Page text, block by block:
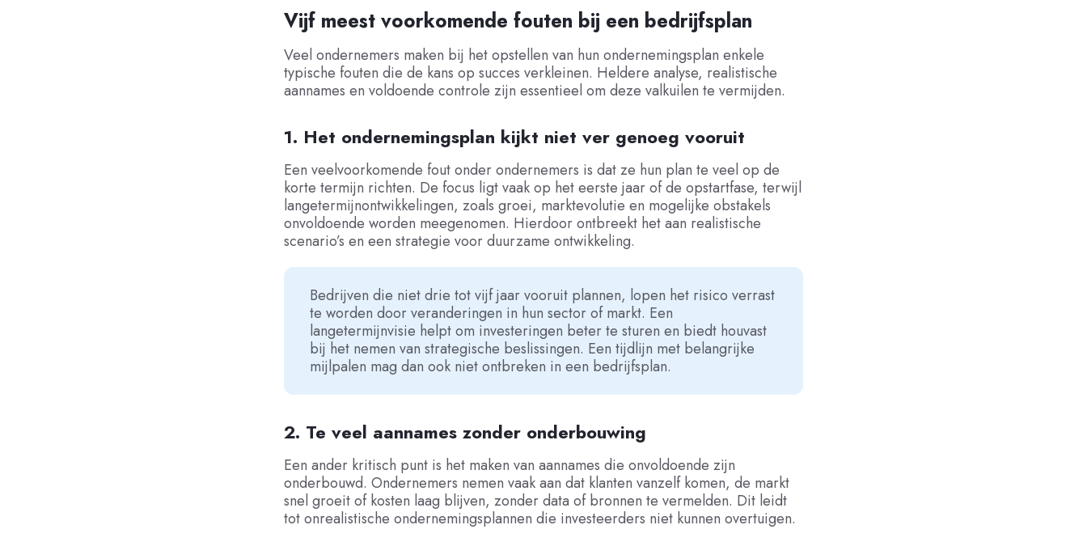
Vijf meest voorkomende fouten bij een bedrijfsplan
Veel ondernemers maken bij het opstellen van hun ondernemingsplan enkele
typische fouten die de kans op succes verkleinen. Heldere analyse, realistische
aannames en voldoende controle zijn essentieel om deze valkuilen te vermijden.
1. Het ondernemingsplan kijkt niet ver genoeg vooruit
Een veelvoorkomende fout onder ondernemers is dat ze hun plan te veel op de
korte termijn richten. De focus ligt vaak op het eerste jaar of de opstartfase, terwijl
langetermijnontwikkelingen, zoals groei, marktevolutie en mogelijke obstakels
onvoldoende worden meegenomen. Hierdoor ontbreekt het aan realistische
scenario’s en een strategie voor duurzame ontwikkeling.
Bedrijven die niet drie tot vijf jaar vooruit plannen, lopen het risico verrast
te worden door veranderingen in hun sector of markt. Een
langetermijnvisie helpt om investeringen beter te sturen en biedt houvast
bij het nemen van strategische beslissingen. Een tijdlijn met belangrijke
mijlpalen mag dan ook niet ontbreken in een bedrijfsplan.
2. Te veel aannames zonder onderbouwing
Een ander kritisch punt is het maken van aannames die onvoldoende zijn
onderbouwd. Ondernemers nemen vaak aan dat klanten vanzelf komen, de markt
snel groeit of kosten laag blijven, zonder data of bronnen te vermelden. Dit leidt
tot onrealistische ondernemingsplannen die investeerders niet kunnen overtuigen.